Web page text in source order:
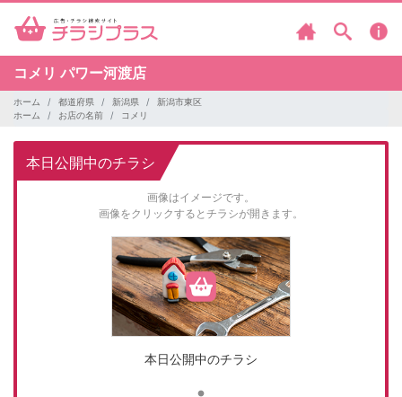
コメリ パワー河渡店
ホーム 都道府県 新潟県
新潟市東区
ホーム
お店の名前 コメリ
本日公開中のチラシ
画像はイメージです。
画像をクリックするとチラシが開きます。
本日公開中のチラシ